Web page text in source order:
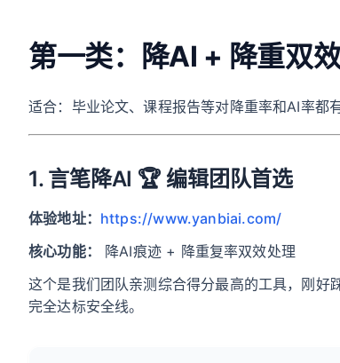
第一类：降AI + 降重双
适合：毕业论文、课程报告等对降重率和AI率都
1. 言笔降AI 🏆 编辑团队首选
体验地址： https://www.yanbiai.com/
核心功能：
降AI痕迹 + 降重复率双效处理
这个是我们团队亲测综合得分最高的工具，刚
完全达标安全线。